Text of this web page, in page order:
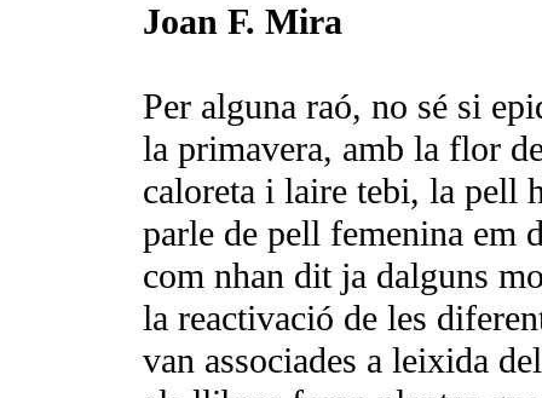
Joan F. Mira
Per alguna raó, no sé si
la primavera, amb la flor
caloreta i laire tebi, la pell
parle de pell femenina em
com nhan dit ja dalguns
la reactivació de les
van associades a leixida